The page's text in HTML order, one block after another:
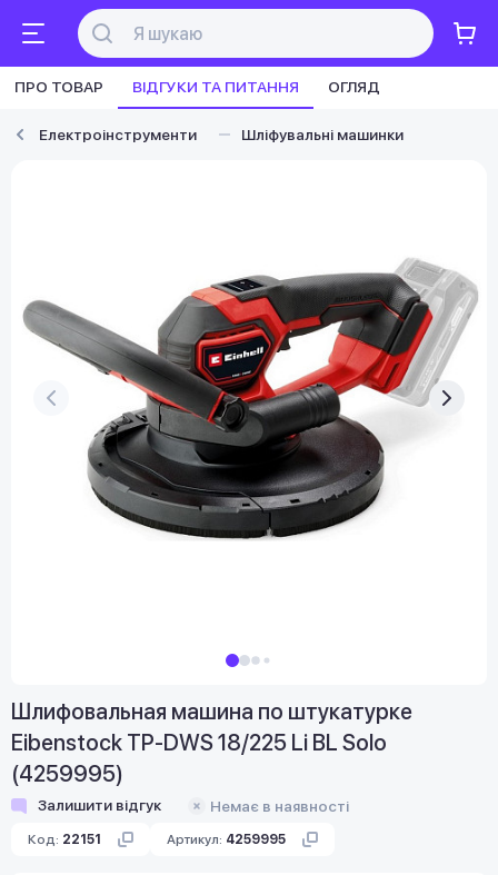
ПРО ТОВАР ВІДГУКИ ТА ПИТАННЯ ОГЛЯД
Електроінструменти Шліфувальні машинки
Шлифовальная машина по штукатурке
Eibenstock TP-DWS 18/225 Li BL Solo
(4259995)
Залишити відгук Немає в наявності
Код: 22151 Артикул: 4259995